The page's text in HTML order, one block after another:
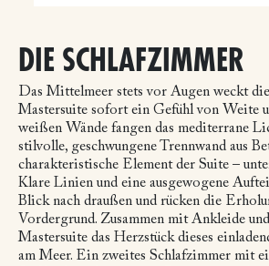
DIE SCHLAFZIMMER
Das Mittelmeer stets vor Augen weckt
Mastersuite sofort ein Gefühl von Weite
weißen Wände fangen das mediterrane
stilvolle, geschwungene Trennwand aus
charakteristische Element der Suite –
Klare Linien und eine ausgewogene
Blick nach draußen und rücken die
Vordergrund. Zusammen mit Ankleide
Mastersuite das Herzstück dieses
am Meer. Ein zweites Schlafzimmer mit